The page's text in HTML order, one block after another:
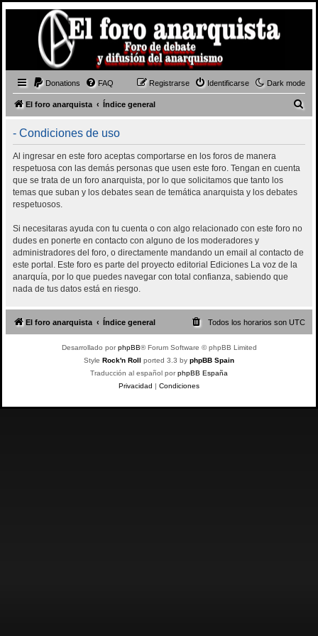
Dark mode
Donations FAQ Identificarse
Registrarse
El foro anarquista Índice general
- Condiciones de uso
Al ingresar en este foro aceptas comportarse en los foros de manera
respetuosa con las demás personas que usen este foro. Tengan en cuenta
que se trata de un foro anarquista, por lo que solicitamos que tanto los
temas que suban y los debates sean de temática anarquista y los debates
respetuosos.
Si necesitaras ayuda con tu cuenta o con algo relacionado con este foro no
dudes en ponerte en contacto con alguno de los moderadores y
administradores del foro, o directamente mandando un email al contacto de
este portal. Este foro es parte del proyecto editorial Ediciones La voz de la
anarquía, por lo que puedes navegar con total confianza, sabiendo que
nada de tus datos está en riesgo.
El foro anarquista Índice general Todos los horarios son UTC
Desarrollado porphpBB® Forum Software © phpBB Limited
Style Rock'n Roll ported 3.3 by phpBB Spain
Traducción al español porphpBB España
Privacidad | Condiciones